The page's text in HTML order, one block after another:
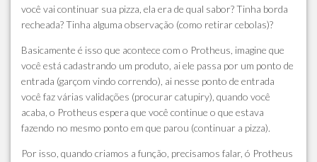
você vai continuar sua pizza, ela era de qual sabor? Tinha borda
recheada? Tinha alguma observação (como retirar cebolas)?
Basicamente é isso que acontece com o Protheus, imagine que
você está cadastrando um produto, ai ele passa por um ponto de
entrada (garçom vindo correndo), ai nesse ponto de entrada
você faz várias validações (procurar catupiry), quando você
acaba, o Protheus espera que você continue o que estava
fazendo no mesmo ponto em que parou (continuar a pizza).
Por isso, quando criamos a função, precisamos falar, ó Protheus